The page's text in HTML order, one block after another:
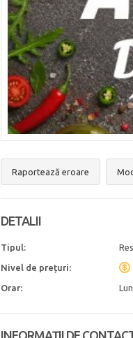
Raportează eroare
DETALII
Tipul:
Nivel de prețuri:
Orar:
INFORMAȚII DE